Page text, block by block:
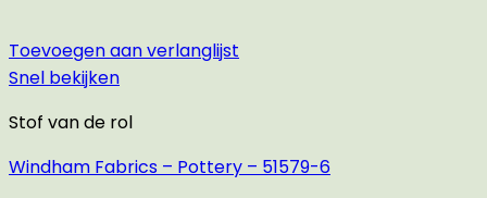
Toevoegen aan verlanglijst
Snel bekijken
Stof van de rol
Windham Fabrics – Pottery – 51579-6